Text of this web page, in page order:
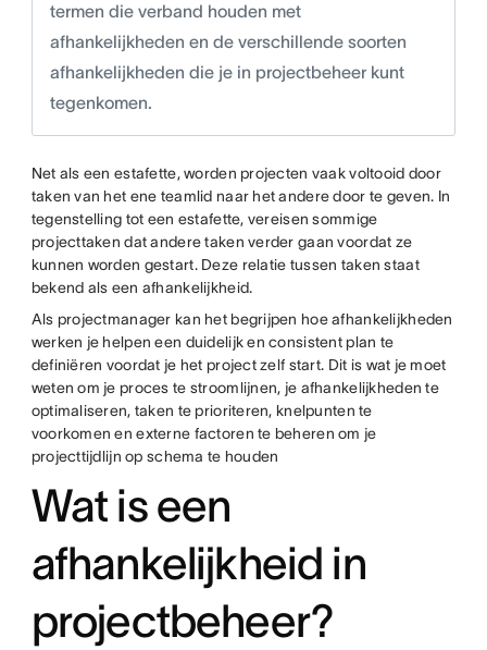
termen die verband houden met
afhankelijkheden en de verschillende soorten
afhankelijkheden die je in projectbeheer kunt
tegenkomen.
Net als een estafette, worden projecten vaak voltooid door
taken van het ene teamlid naar het andere door te geven. In
tegenstelling tot een estafette, vereisen sommige
projecttaken dat andere taken verder gaan voordat ze
kunnen worden gestart. Deze relatie tussen taken staat
bekend als een afhankelijkheid.
Als projectmanager kan het begrijpen hoe afhankelijkheden
werken je helpen een duidelijk en consistent plan te
definiëren voordat je het project zelf start. Dit is wat je moet
weten om je proces te stroomlijnen, je afhankelijkheden te
optimaliseren, taken te prioriteren, knelpunten te
voorkomen en externe factoren te beheren om je
projecttijdlijn op schema te houden
Wat is een
afhankelijkheid in
projectbeheer?